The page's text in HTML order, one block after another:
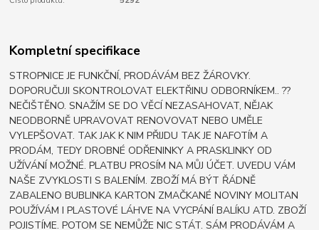
Kompletní specifikace
STROPNICE JE FUNKČNÍ, PRODÁVÁM BEZ ŽÁROVKY.
DOPORUČUJI SKONTROLOVAT ELEKTŘINU ODBORNÍKEM.. ??
NEČIŠTĚNO. SNAŽÍM SE DO VĚCÍ NEZASAHOVAT, NĚJAK
NEODBORNĚ UPRAVOVAT RENOVOVAT NEBO UMĚLE
VYLEPŠOVAT. TAK JAK K NIM PŘIJDU TAK JE NAFOTÍM A
PRODÁM, TEDY DROBNÉ ODŘENINKY A PRASKLINKY OD
UŽÍVÁNÍ MOŽNÉ. PLATBU PROSÍM NA MŮJ ÚČET. UVEDU VÁM
NAŠE ZVYKLOSTI S BALENÍM. ZBOŽÍ MÁ BÝT ŘÁDNĚ
ZABALENO BUBLINKA KARTON ZMAČKANÉ NOVINY MOLITAN
POUŽÍVÁM I PLASTOVÉ LÁHVE NA VYCPÁNÍ BALÍKU ATD. ZBOŽÍ
POJISTÍME. POTOM SE NEMŮŽE NIC STÁT. SÁM PRODÁVÁM A